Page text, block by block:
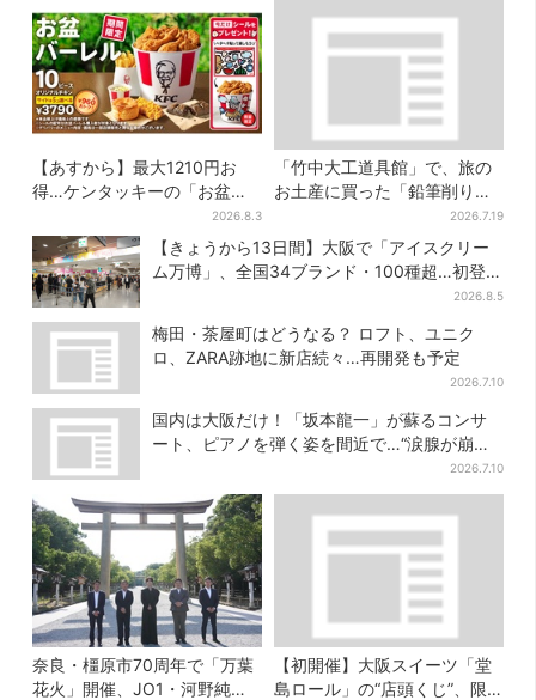
【あすから】最大1210円お
得…ケンタッキーの「お盆パ
ック」、2週間だけ！数量限定
シール付き
2026.8.3
「竹中大工道具館」で、旅の
お土産に買った「鉛筆削り」
が「ヤバイぐらいの切れ味」
2026.7.19
【きょうから13日間】大阪で「アイスクリー
ム万博」、全国34ブランド・100種超…初登場
2026.8.5
梅田・茶屋町はどうなる？ ロフト、ユニク
ロ、ZARA跡地に新店続々…再開発も予定
2026.7.10
国内は大阪だけ！「坂本龍一」が蘇るコンサ
ート、ピアノを弾く姿を間近で…“涙腺が崩
2026.7.10
奈良・橿原市70周年で「万葉
花火」開催、JO1・河野純喜
【初開催】大阪スイーツ「堂
島ロール」の“店頭くじ”、限